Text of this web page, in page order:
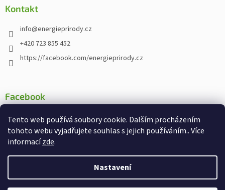
Tento web používá soubory cookie. Dalším procházením
tohoto webu vyjadřujete souhlas s jejich používáním.. Více
informacízde.
Nastavení
Kontakt
info@energieprirody.cz
+420 723 855 452
https://facebook.com/energieprirody.cz
Facebook